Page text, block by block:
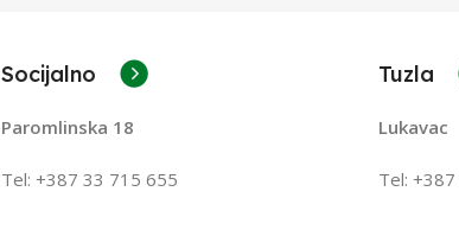
Socijalno
Paromlinska 18
Tel: +387 33 715 655
Tuzla
Lukavac
Tel: +387